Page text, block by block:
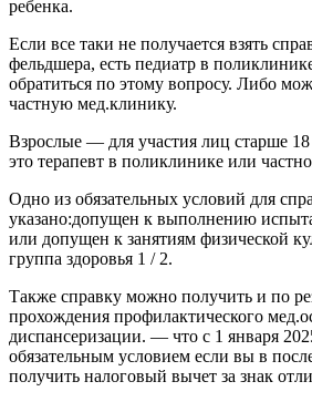
ребенка.
Если все таки не получается взять
фельдшера, есть педиатр в
обратиться по этому вопросу. Либо
частную мед.клинику.
Взрослые — для участия лиц старше
это терапевт в поликлинике или
Одно из обязательных условий для
указано:допущен к выполнению
или допущен к занятиям физической
группа здоровья 1 / 2.
Также справку можно получить и по
прохождения профилактического
диспансеризации. — что с 1 января
обязательным условием если вы в
получить налоговый вычет за знак